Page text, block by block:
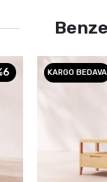
KARGO BEDAVA